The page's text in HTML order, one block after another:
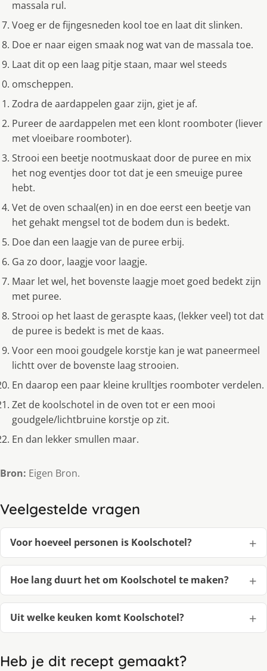
massala rul.
Voeg er de fijngesneden kool toe en laat dit slinken.
Doe er naar eigen smaak nog wat van de massala toe.
Laat dit op een laag pitje staan, maar wel steeds
omscheppen.
Zodra de aardappelen gaar zijn, giet je af.
Pureer de aardappelen met een klont roomboter (liever
met vloeibare roomboter).
Strooi een beetje nootmuskaat door de puree en mix
het nog eventjes door tot dat je een smeuige puree
hebt.
Vet de oven schaal(en) in en doe eerst een beetje van
het gehakt mengsel tot de bodem dun is bedekt.
Doe dan een laagje van de puree erbij.
Ga zo door, laagje voor laagje.
Maar let wel, het bovenste laagje moet goed bedekt zijn
met puree.
Strooi op het laast de geraspte kaas, (lekker veel) tot dat
de puree is bedekt is met de kaas.
Voor een mooi goudgele korstje kan je wat paneermeel
lichtt over de bovenste laag strooien.
En daarop een paar kleine krulltjes roomboter verdelen.
Zet de koolschotel in de oven tot er een mooi
goudgele/lichtbruine korstje op zit.
En dan lekker smullen maar.
Bron: Eigen Bron.
Veelgestelde vragen
Voor hoeveel personen is Koolschotel?
Hoe lang duurt het om Koolschotel te maken?
Uit welke keuken komt Koolschotel?
Heb je dit recept gemaakt?